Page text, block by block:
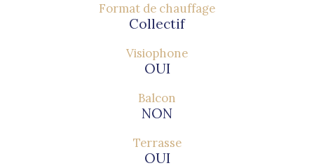
Format de chauffage
Collectif
Visiophone
OUI
Balcon
NON
Terrasse
OUI